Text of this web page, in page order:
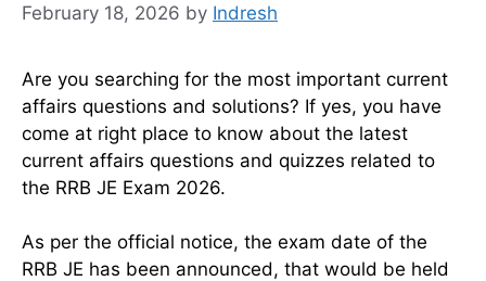
February 18, 2026 by Indresh
Are you searching for the most important current
affairs questions and solutions? If yes, you have
come at right place to know about the latest
current affairs questions and quizzes related to
the RRB JE Exam 2026.
As per the official notice, the exam date of the
RRB JE has been announced, that would be held